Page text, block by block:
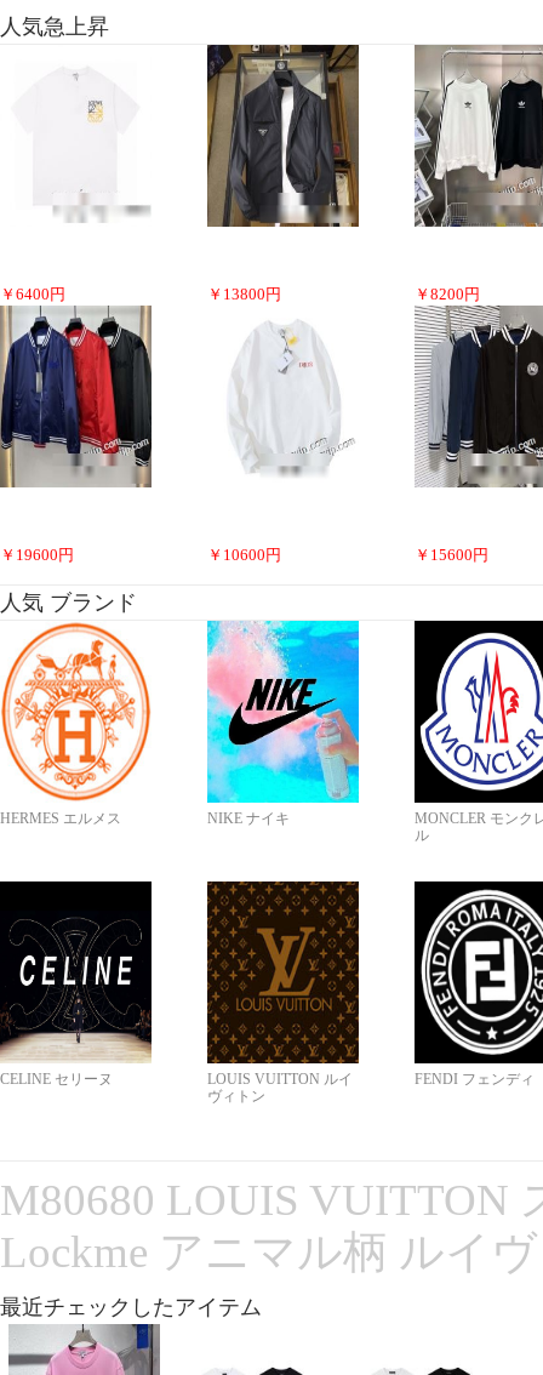
人気急上昇
￥ 6400 円 ￥ 13800 円 ￥ 8200 円
￥ 19600 円 ￥ 10600 円 ￥ 15600 円
人気 ブランド
HERMES エルメス NIKE ナイキ
MONCLER モンク
ル
CELINE セリーヌ
LOUIS VUITTON ルイ
ヴィトン
FENDI フェンディ
M80680 LOUIS VUITTON
Lockme アニマル柄 ルイ
最近チェックしたアイテム